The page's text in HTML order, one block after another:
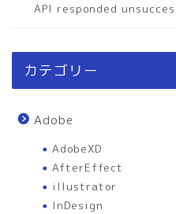
API responded
カテゴリー
Adobe
AdobeXD
AfterEffect
illustrator
InDesign